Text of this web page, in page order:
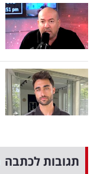
תגובות לכתבה